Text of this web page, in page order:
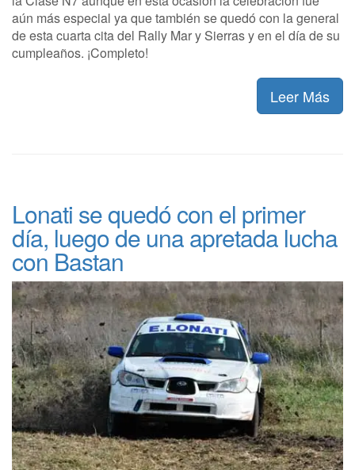
aún más especial ya que también se quedó con la general
de esta cuarta cita del Rally Mar y Sierras y en el día de su
cumpleaños. ¡Completo!
Leer Más
Lonati se quedó con el primer
día, luego de una apretada lucha
con Bastan